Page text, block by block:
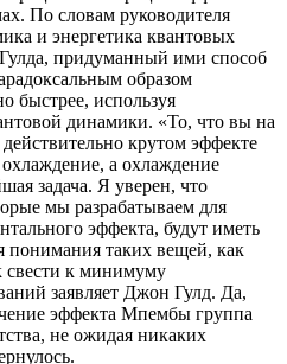
По словам руководителя
и энергетика квантовых
придуманный ими способ
образом
быстрее, используя
динамики. «То, что вы на
крутом эффекте
а охлаждение
задача. Я уверен, что
мы разрабатываем для
эффекта, будут иметь
понимания таких вещей, как
свести к минимуму
заявляет Джон Гулд. Да,
эффекта Мпембы группа
не ожидая никаких